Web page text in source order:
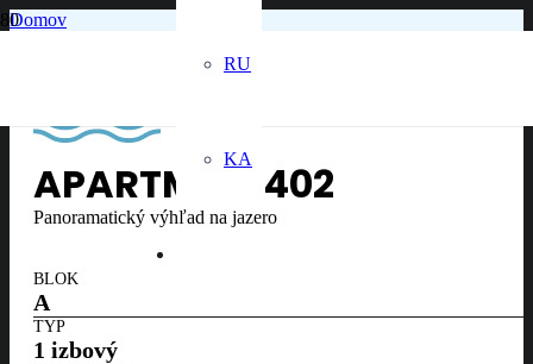
RU
KA
Domov
APARTMÁN 402
Panoramatický výhľad na jazero
BLOK
A
TYP
1 izbový